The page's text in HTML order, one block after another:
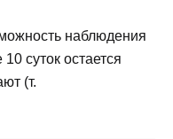
наблюдения
суток остается
(т.